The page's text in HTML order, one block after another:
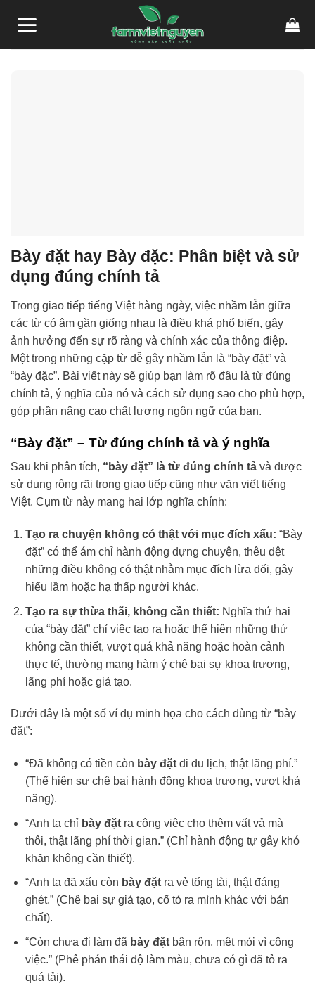
Bày đặt hay Bày đặc: Phân biệt và sử
dụng đúng chính tả
Trong giao tiếp tiếng Việt hàng ngày, việc nhầm lẫn giữa
các từ có âm gần giống nhau là điều khá phổ biến, gây
ảnh hưởng đến sự rõ ràng và chính xác của thông điệp.
Một trong những cặp từ dễ gây nhầm lẫn là “bày đặt” và
“bày đặc”. Bài viết này sẽ giúp bạn làm rõ đâu là từ đúng
chính tả, ý nghĩa của nó và cách sử dụng sao cho phù hợp,
góp phần nâng cao chất lượng ngôn ngữ của bạn.
“Bày đặt” – Từ đúng chính tả và ý nghĩa
Sau khi phân tích, “bày đặt” là từ đúng chính tả và được
sử dụng rộng rãi trong giao tiếp cũng như văn viết tiếng
Việt. Cụm từ này mang hai lớp nghĩa chính:
Tạo ra chuyện không có thật với mục đích xấu: “Bày
đặt” có thể ám chỉ hành động dựng chuyện, thêu dệt
những điều không có thật nhằm mục đích lừa dối, gây
hiểu lầm hoặc hạ thấp người khác.
Tạo ra sự thừa thãi, không cần thiết: Nghĩa thứ hai
của “bày đặt” chỉ việc tạo ra hoặc thể hiện những thứ
không cần thiết, vượt quá khả năng hoặc hoàn cảnh
thực tế, thường mang hàm ý chê bai sự khoa trương,
lãng phí hoặc giả tạo.
Dưới đây là một số ví dụ minh họa cho cách dùng từ “bày
đặt”:
“Đã không có tiền còn bày đặtđi du lịch, thật lãng phí.”
(Thể hiện sự chê bai hành động khoa trương, vượt khả
năng).
“Anh ta chỉ bày đặtra công việc cho thêm vất vả mà
thôi, thật lãng phí thời gian.” (Chỉ hành động tự gây khó
khăn không cần thiết).
“Anh ta đã xấu còn bày đặtra vẻ tổng tài, thật đáng
ghét.” (Chê bai sự giả tạo, cố tỏ ra mình khác với bản
chất).
“Còn chưa đi làm đã bày đặtbận rộn, mệt mỏi vì công
việc.” (Phê phán thái độ làm màu, chưa có gì đã tỏ ra
quá tải).